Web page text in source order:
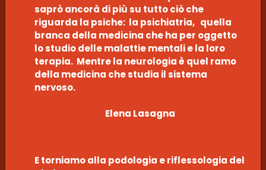
saprò ancorà di più su tutto ciò che
riguarda la psiche: la psichiatria, quella
branca della medicina che ha per oggetto
lo studio delle malattie mentali e la loro
terapia. Mentre la neurologia è quel ramo
della medicina che studia il sistema
nervoso.
Elena Lasagna
E torniamo alla podologia e riflessologia del